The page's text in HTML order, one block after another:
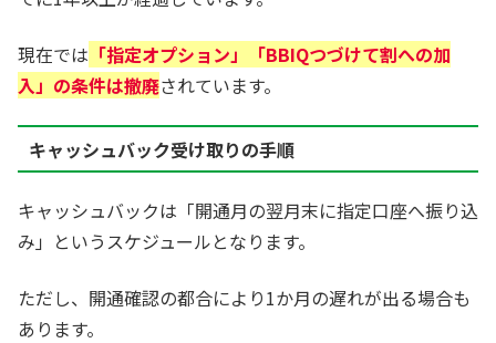
現在では 「指定オプション」「BBIQつづけて割への加
入」の条件は撤廃されています。
キャッシュバック受け取りの手順
キャッシュバックは「開通月の翌月末に指定口座へ振り込
み」というスケジュールとなります。
ただし、開通確認の都合により1か月の遅れが出る場合も
あります。